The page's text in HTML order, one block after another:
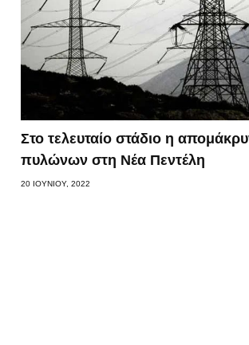
Στο τελευταίο στάδιο η
πυλώνων στη Νέα Πεντέλη
20 ΙΟΥΝΊΟΥ, 2022